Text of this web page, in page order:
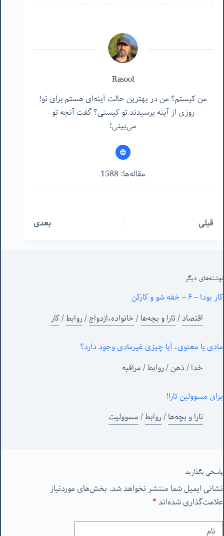
Rasool
من کیستم؟ من در بهترین حالت آینه‌ای هستم برای تو!
روزی از آینه پرسیدند تو کیستی؟ گفت آنچه تو
می‌بینی!
مقاله‌ها: 1588
قبلی بعدی
نوشته‌های‌ دیگر
کار بودا – ۶ – خفه شو و کارکن
اقتصاد/تارا و بچه‌ها/خانواده،ازدواج/روابط/کار
مادی یا معنوی، آیا چیزی غیرمادی وجود دارد؟
خدا/ذهن/روابط/مراقبه
برای مسوولین تارا!
تارا و بچه‌ها/روابط/مسوولیت
پاسخی بگذارید
نشانی ایمیل شما منتشر نخواهد شد. بخش‌های موردنیاز
علامت‌گذاری شده‌اند*
نام